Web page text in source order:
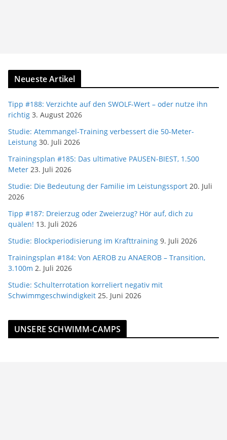
Neueste Artikel
Tipp #188: Verzichte auf den SWOLF-Wert – oder nutze ihn
richtig 3. August 2026
Studie: Atemmangel-Training verbessert die 50-Meter-
Leistung 30. Juli 2026
Trainingsplan #185: Das ultimative PAUSEN-BIEST, 1.500
Meter 23. Juli 2026
Studie: Die Bedeutung der Familie im Leistungssport 20. Juli
2026
Tipp #187: Dreierzug oder Zweierzug? Hör auf, dich zu
quälen! 13. Juli 2026
Studie: Blockperiodisierung im Krafttraining 9. Juli 2026
Trainingsplan #184: Von AEROB zu ANAEROB – Transition,
3.100m 2. Juli 2026
Studie: Schulterrotation korreliert negativ mit
Schwimmgeschwindigkeit 25. Juni 2026
UNSERE SCHWIMM-CAMPS